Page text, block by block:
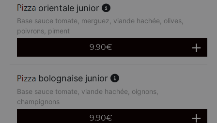
orientale junior
Base sauce tomate, merguez, viande hachée, olives,
poivrons, piment
9.90€
bolognaise junior
Base sauce tomate, viande hachée, oignons,
champignons
9.90€